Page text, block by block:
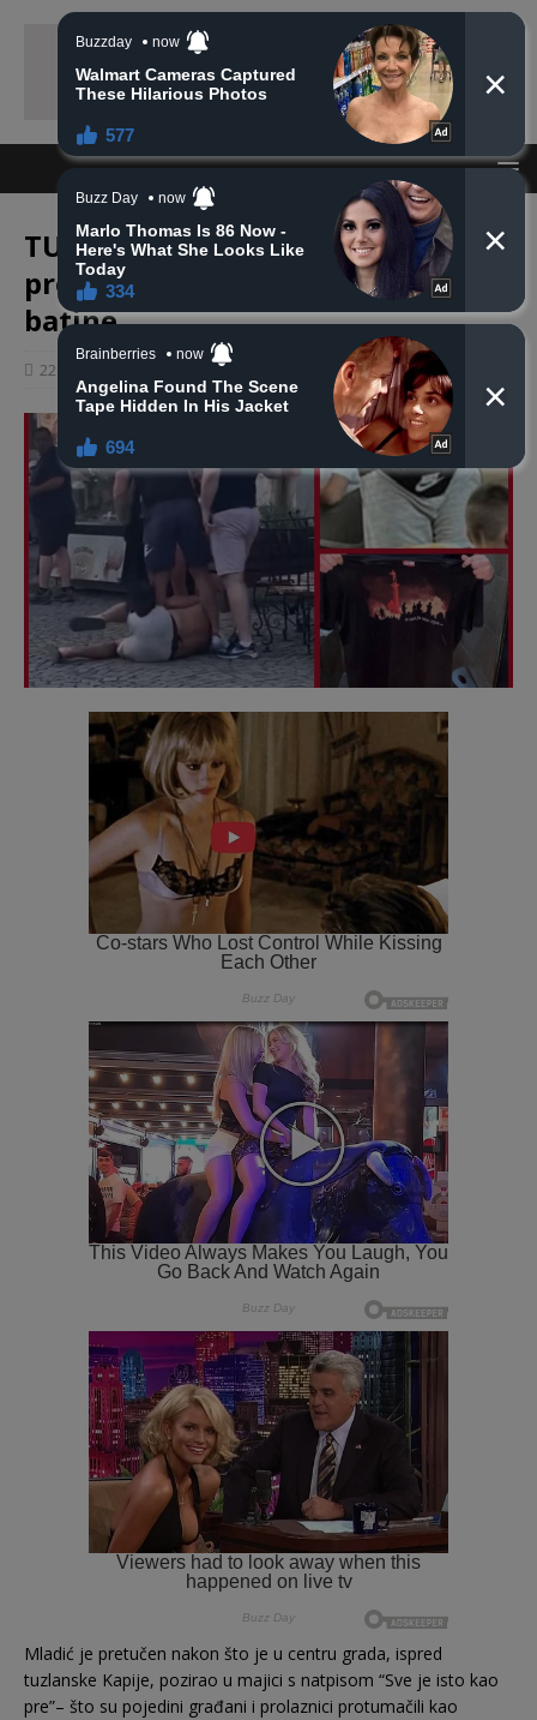
TUZLA: Policajac iz Zvornika
provocirao s majicom, pa dobio
batine
22 srpnja, 2025 haberhana
Mladić je pretučen nakon što je u centru grada, ispred
tuzlanske Kapije, pozirao u majici s natpisom “Sve je isto kao
pre”– što su pojedini građani i prolaznici protumačili kao